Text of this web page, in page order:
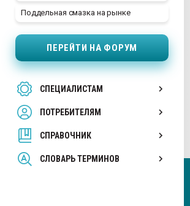
Поддельная смазка на рынке
ПЕРЕЙТИ НА ФОРУМ
СПЕЦИАЛИСТАМ
ПОТРЕБИТЕЛЯМ
СПРАВОЧНИК
СЛОВАРЬ ТЕРМИНОВ